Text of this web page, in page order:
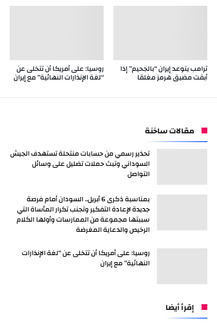
روسيا: على أمريكا أن تتخلى عن
“لغة الإنذارات النهائية” مع إيران
ترامب يتوعد إيران “بالجحيم” إذا
أبقت مضيق هرمز مغلقا
مقالات ساخنة
تحذير رسمي من حسابات منتحلة تستهدف الجيش
السوداني وتبث حملات تضليل على وسائل
التواصل
بمناسبة ذكرى 6 أبريل.. السودان أمام فرصة
جديدة لإعادة التفكير وتجنب تكرار المأساة التي
سببتها مجموعة من الممارسات وأولها الكلام
الرخيص والدعاية المغرضة
روسيا: على أمريكا أن تتخلى عن “لغة الإنذارات
النهائية” مع إيران
إقرأ أيضا